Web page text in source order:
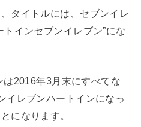
タイトルには、セブンイレ
インセブンイレブン”にな
2016年3月末にすべてな
イレブンハートインになっ
になります。